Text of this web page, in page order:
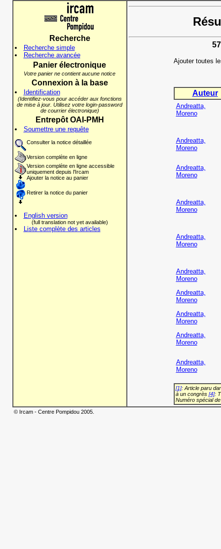
Recherche
Recherche simple
Recherche avancée
Panier électronique
Votre panier ne contient aucune notice
Connexion à la base
Identification
(Identifiez-vous pour accéder aux fonctions
de mise à jour. Utilisez votre login-password
de courrier électronique)
Entrepôt OAI-PMH
Soumettre une requête
Consulter la notice détaillée
Version complète en ligne
Version complète en ligne accessible
uniquement depuis l'Ircam
Ajouter la notice au panier
Retirer la notice du panier
English version
(full translation not yet available)
Liste complète des articles
Ajouter toutes
Auteur
Andreatta,
Moreno
Andreatta,
Moreno
Andreatta,
Moreno
Andreatta,
Moreno
Andreatta,
Moreno
Andreatta,
Moreno
Andreatta,
Moreno
Andreatta,
Moreno
Andreatta,
Moreno
Andreatta,
Moreno
[1]: Article paru
à un congrès [4]:
Numéro spécial
© Ircam - Centre Pompidou 2005.